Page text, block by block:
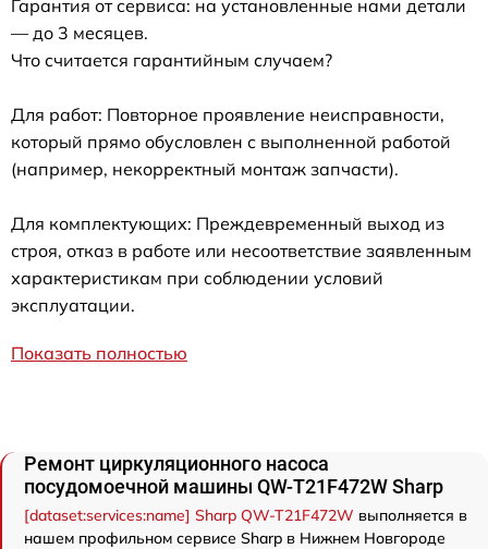
Гарантия от сервиса: на установленные нами детали
— до 3 месяцев.
Что считается гарантийным случаем?
Для работ: Повторное проявление неисправности,
который прямо обусловлен с выполненной работой
(например, некорректный монтаж запчасти).
Для комплектующих: Преждевременный выход из
строя, отказ в работе или несоответствие заявленным
характеристикам при соблюдении условий
эксплуатации.
Показать полностью
Ремонт циркуляционного насоса
посудомоечной машины QW-T21F472W Sharp
[dataset:services:name] Sharp QW-T21F472W выполняется в
нашем профильном сервисе Sharp в Нижнем Новгороде